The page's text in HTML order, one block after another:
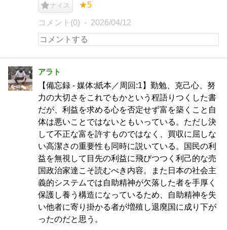
ナイス ★5
コメント(0) 2026/04/12
アラト
【備忘録 - 媒体:紙本／周回:1】勤勉、克己心、努
力の大切さをこれでもかという程語りつくした書
だが、利益を求める心を否定せず富を築くこと自
体は悪いことではないともいっている。ただし決
して不正な富を許すものではなく、買収に屈しな
い高潔さの重要性も同時に説いている。国民の利
益を無視して目先の利益に飛びつつく利己的な売
国政治家達こそ読むべき内容。また日本の社会主
義的システムでは自助精神が欠落した者を手厚く
保護し養う構造になっているため、自助精神を失
い他者に寄り掛かる者が増殖し退廃国に成り下が
ったのだと思う。